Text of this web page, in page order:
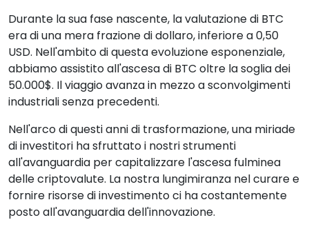
Durante la sua fase nascente, la valutazione di BTC
era di una mera frazione di dollaro, inferiore a 0,50
USD. Nell'ambito di questa evoluzione esponenziale,
abbiamo assistito all'ascesa di BTC oltre la soglia dei
50.000$. Il viaggio avanza in mezzo a sconvolgimenti
industriali senza precedenti.
Nell'arco di questi anni di trasformazione, una miriade
di investitori ha sfruttato i nostri strumenti
all'avanguardia per capitalizzare l'ascesa fulminea
delle criptovalute. La nostra lungimiranza nel curare e
fornire risorse di investimento ci ha costantemente
posto all'avanguardia dell'innovazione.